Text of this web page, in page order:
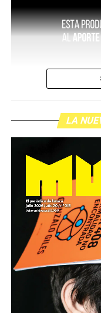
LA